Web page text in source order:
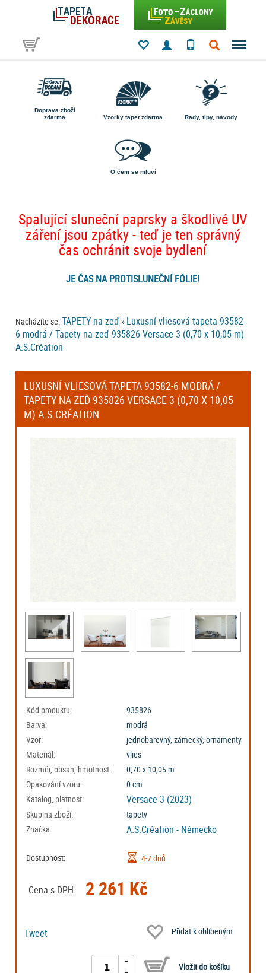
Doprava zboží
zdarma
Vzorky tapet zdarma Rady, tipy, návody
O čem se mluví
Spalující sluneční paprsky a škodlivé UV
záření jsou zpátky - teď je ten správný
čas ochránit svoje bydlení
JE ČAS NA PROTISLUNEČNÍ FÓLIE!
Nacházíte se:TAPETY na zeď » Luxusní vliesová tapeta 93582-
6 modrá / Tapety na zeď 935826 Versace 3 (0,70 x 10,05 m)
A.S.Création
LUXUSNÍ VLIESOVÁ TAPETA 93582-6 MODRÁ /
TAPETY NA ZEĎ 935826 VERSACE 3 (0,70 X 10,05
M) A.S.CRÉATION
Kód produktu:
935826
Barva:
modrá
Vzor:
jednobarevný, zámecký, ornamenty
Materiál:
vlies
Rozměr, obsah, hmotnost:
0,70 x 10,05 m
Opakování vzoru:
0 cm
Katalog, platnost:
Versace 3 (2023)
Skupina zboží:
tapety
Značka
A.S.Création - Německo
Dostupnost: 4-7 dnů
Cena s DPH 2 261 Kč
Tweet Přidat k oblíbeným